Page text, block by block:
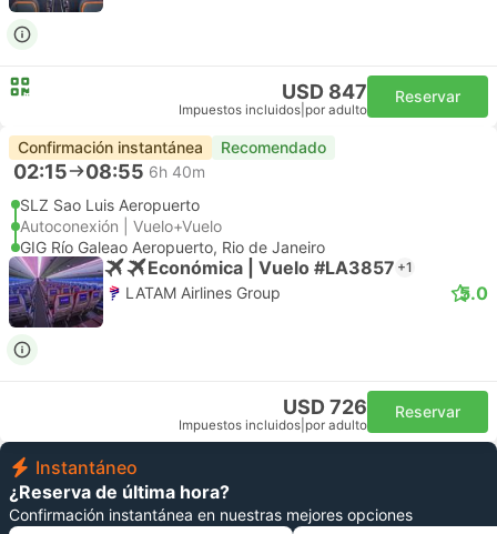
USD 847
Impuestos incluidos por adulto
Reservar
Confirmación instantánea Recomendado
02:15 08:55 6h 40m
SLZ Sao Luis Aeropuerto
Autoconexión | Vuelo+Vuelo
GIG Río Galeao Aeropuerto, Rio de Janeiro
Económica | Vuelo #LA3857 +1
LATAM Airlines Group 5.0
USD 726
Impuestos incluidos por adulto
Reservar
Instantáneo
¿Reserva de última hora?
Confirmación instantánea en nuestras mejores opciones